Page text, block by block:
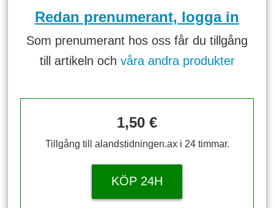
Redan prenumerant, logga in
Som prenumerant hos oss får du tillgång
till artikeln och våra andra produkter
1,50 €
Tillgång till alandstidningen.ax i 24 timmar.
KÖP 24H